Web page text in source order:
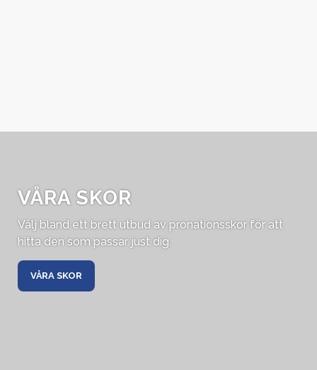
VÅRA SKOR
Välj bland ett brett utbud av pronationsskor för att
hitta den som passar just dig.
VÅRA SKOR